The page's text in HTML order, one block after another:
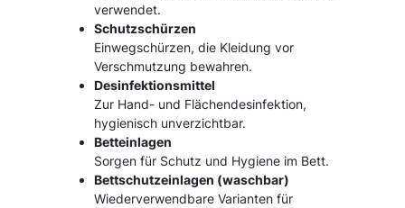
verwendet.
Schutzschürzen
Einwegschürzen, die Kleidung vor
Verschmutzung bewahren.
Desinfektionsmittel
Zur Hand- und Flächendesinfektion,
hygienisch unverzichtbar.
Betteinlagen
Sorgen für Schutz und Hygiene im Bett.
Bettschutzeinlagen (waschbar)
Wiederverwendbare Varianten für